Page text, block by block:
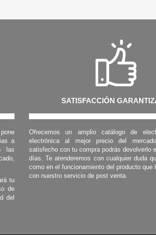
a
las
tu
de
del
SATISFACCIÓN
Ofrecemos un amplio catálogo de
electrónica al mejor precio del
satisfecho con tu compra podrás devolverlo
días. Te atenderemos con cualquier duda
como en el funcionamiento del producto que
con nuestro servicio de post venta.